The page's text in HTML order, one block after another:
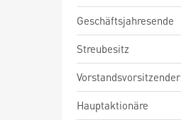
Geschäftsjahresende
Streubesitz
Vorstandsvorsitzender
Hauptaktionäre